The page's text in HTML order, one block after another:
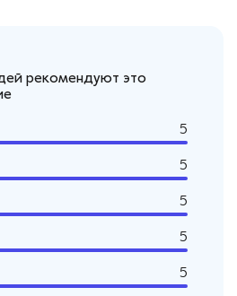
рекомендуют это
5
5
5
5
5